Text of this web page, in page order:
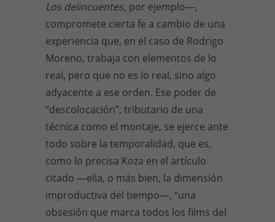
Los delincuentes, por ejemplo—,
compromete cierta fe a cambio de una
experiencia que, en el caso de Rodrigo
Moreno, trabaja con elementos de lo
real, pero que no es lo real, sino algo
adyacente a ese orden. Ese poder de
“descolocación”, tributario de una
técnica como el montaje, se ejerce ante
todo sobre la temporalidad, que es,
como lo precisa Koza en el artículo
citado —ella, o más bien, la dimensión
improductiva del tiempo—, “una
obsesión que marca todos los films del